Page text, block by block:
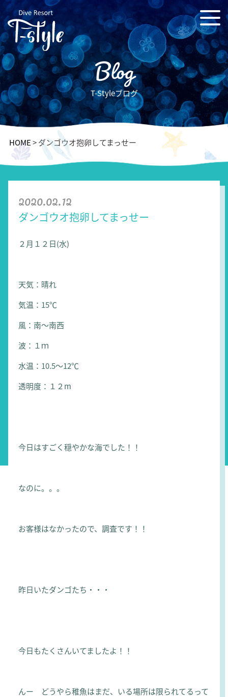
Blog
T-Styleブログ
HOME>ダンゴウオ抱卵してまっせー
2020.02.12
ダンゴウオ抱卵してまっせー
２月１２日(水)
天気：晴れ
気温：15℃
風：南～南西
波：１ｍ
水温：10.5～12℃
透明度：１２m
今日はすごく穏やかな海でした！！
なのに。。。
お客様はなかったので、調査です！！
昨日いたダンゴたち・・・
今日もたくさんいてましたよ！！
んー どうやら稚魚はまだ、いる場所は限られてるって